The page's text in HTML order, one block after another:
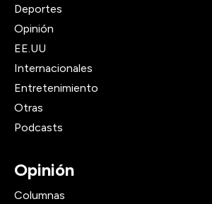
Deportes
Opinión
EE.UU
Internacionales
Entretenimiento
Otras
Podcasts
Opinión
Columnas